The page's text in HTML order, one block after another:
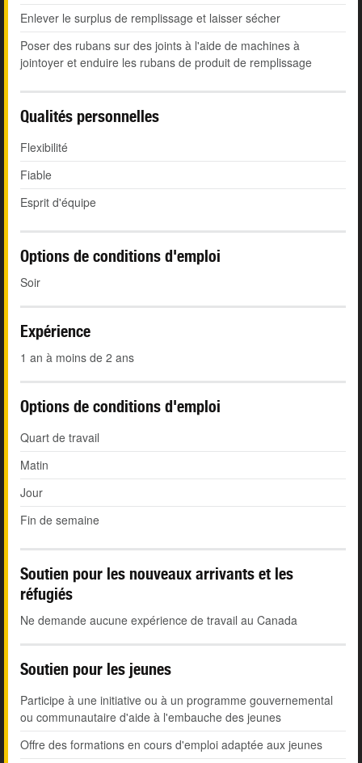
Enlever le surplus de remplissage et laisser sécher
Poser des rubans sur des joints à l'aide de machines à
jointoyer et enduire les rubans de produit de remplissage
Qualités personnelles
Flexibilité
Fiable
Esprit d'équipe
Options de conditions d'emploi
Soir
Expérience
1 an à moins de 2 ans
Options de conditions d'emploi
Quart de travail
Matin
Jour
Fin de semaine
Soutien pour les nouveaux arrivants et les
réfugiés
Ne demande aucune expérience de travail au Canada
Soutien pour les jeunes
Participe à une initiative ou à un programme gouvernemental
ou communautaire d'aide à l'embauche des jeunes
Offre des formations en cours d'emploi adaptée aux jeunes